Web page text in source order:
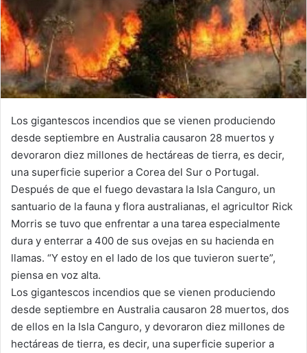
Los gigantescos incendios que se vienen produciendo
desde septiembre en Australia causaron 28 muertos y
devoraron diez millones de hectáreas de tierra, es decir,
una superficie superior a Corea del Sur o Portugal.
Después de que el fuego devastara la Isla Canguro, un
santuario de la fauna y flora australianas, el agricultor Rick
Morris se tuvo que enfrentar a una tarea especialmente
dura y enterrar a 400 de sus ovejas en su hacienda en
llamas. “Y estoy en el lado de los que tuvieron suerte”,
piensa en voz alta.
Los gigantescos incendios que se vienen produciendo
desde septiembre en Australia causaron 28 muertos, dos
de ellos en la Isla Canguro, y devoraron diez millones de
hectáreas de tierra, es decir, una superficie superior a